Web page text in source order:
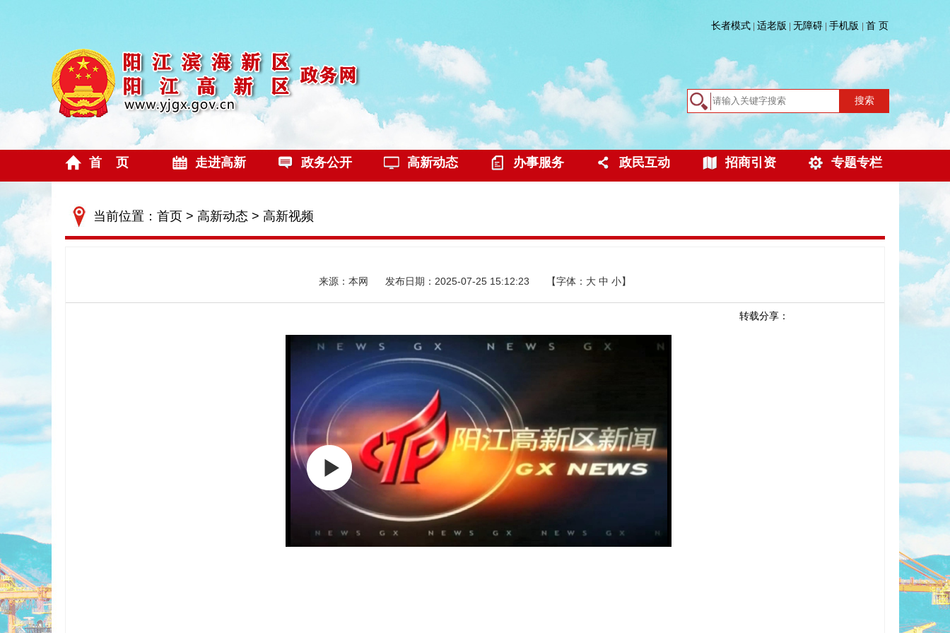
长者模式 适老版 无障碍 手机版 首 页
搜索
首 页 走进高新 政务公开 高新动态 办事服务 政民互动 招商引资 专题专栏
当前位置： 首页 > 高新动态 > 高新视频
来源：本网 发布日期：2025-07-25 15:12:23 【字体： 大 中 小】
转载分享：